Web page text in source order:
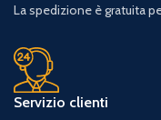
La spedizione è gratuita
Servizio clienti